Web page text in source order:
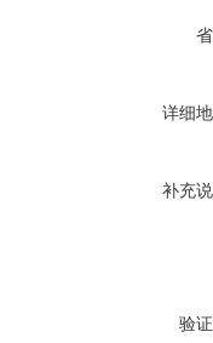
详细
补充
验